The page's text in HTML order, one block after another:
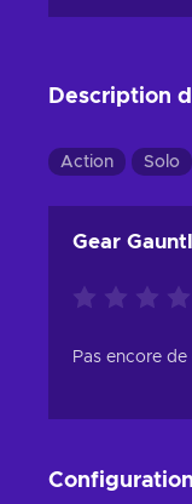
Description
Action Solo
Gear
Pas encore